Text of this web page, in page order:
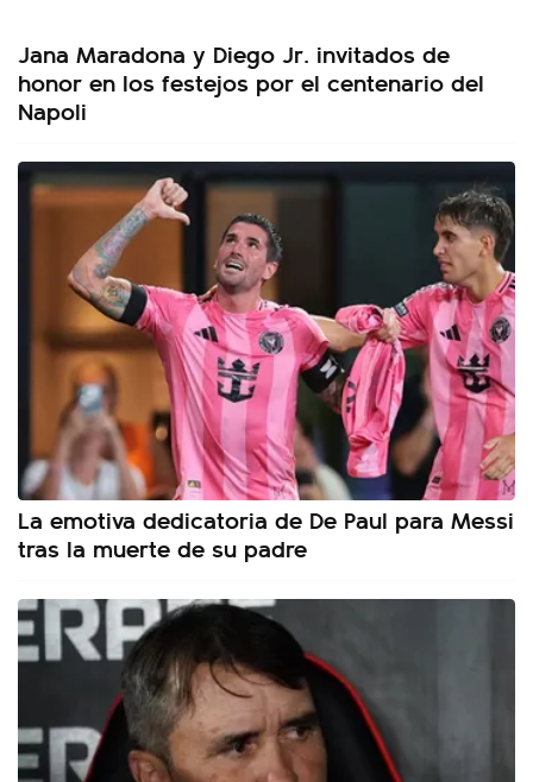
Jana Maradona y Diego Jr. invitados de
honor en los festejos por el centenario del
Napoli
La emotiva dedicatoria de De Paul para Messi
tras la muerte de su padre